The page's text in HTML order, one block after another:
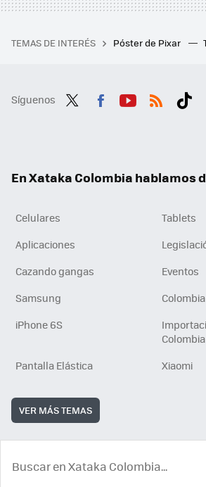
TEMAS DE INTERÉS Póster de Pixar
Síguenos
En Xataka Colombia hablamos
Celulares
Tablets
Aplicaciones
Cazando gangas
Eventos
Samsung
Colombia
iPhone 6S
Colombia
Pantalla Elástica
Xiaomi
VER MÁS TEMAS